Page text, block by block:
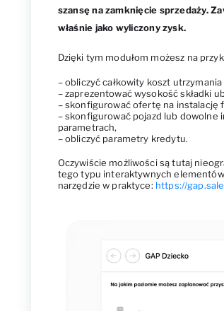
szansę na zamknięcie sprzedaży.
właśnie jako wyliczony zysk.
Dzięki tym modułom możesz na
– obliczyć całkowity koszt
– zaprezentować wysokość składki
– skonfigurować ofertę na instalację
– skonfigurować pojazd lub dowolne
parametrach,
– obliczyć parametry kredytu.
Oczywiście możliwości są tutaj
tego typu interaktywnych
narzędzie w praktyce: https://